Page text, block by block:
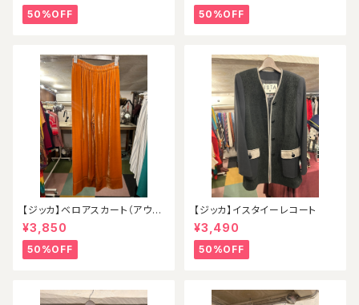
50%OFF 50%OFF
【ジッカ】ベロアスカート（アウト
レット）
¥3,850
50%OFF
【ジッカ】イスタイーレコート
¥3,490
50%OFF